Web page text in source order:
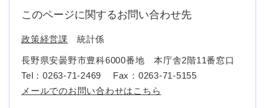
このページに関するお問い合わせ先
政策経営課 統計係
長野県安曇野市豊科6000番地 本庁舎2階11番窓口
Tel：0263-71-2469
Fax：0263-71-5155
メールでのお問い合わせはこちら